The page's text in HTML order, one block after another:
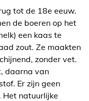
tot de 18e eeuw.
de boeren op het
een kaas te
zout. Ze maakten
zonder vet.
daarna van
Er zijn geen
Het natuurlijke